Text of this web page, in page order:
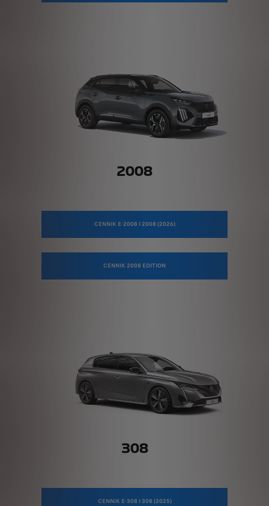
2008
CENNIK E-2008 I 2008 (2026)
CENNIK 2008 EDITION
308
CENNIK E-308 I 308 (2025)